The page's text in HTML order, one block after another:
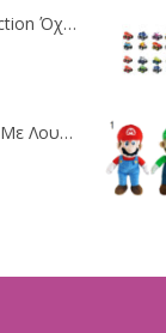
Playmobil City Action Όχημα Πυροσβεστικής Με Τροχαλία Ρυμούλκησης 9466
Playmobil Πόνυ Με Λουλουδάκια Και Κοριτσάκι 6968